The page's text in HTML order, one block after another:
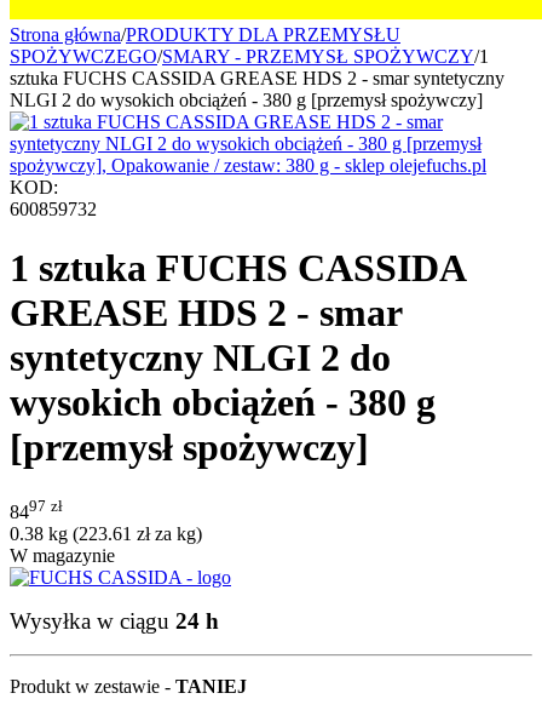
Strona główna/PRODUKTY DLA PRZEMYSŁU
SPOŻYWCZEGO/SMARY - PRZEMYSŁ SPOŻYWCZY/1
sztuka FUCHS CASSIDA GREASE HDS 2 - smar syntetyczny
NLGI 2 do wysokich obciążeń - 380 g [przemysł spożywczy]
KOD:
600859732
1 sztuka FUCHS CASSIDA
GREASE HDS 2 - smar
syntetyczny NLGI 2 do
wysokich obciążeń - 380 g
[przemysł spożywczy]
8497 zł
0.38 kg (223.61 złza kg)
W magazynie
Wysyłka w ciągu 24 h
Produkt w zestawie - TANIEJ